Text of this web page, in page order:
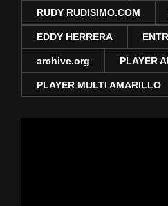
RUDY RUDISIMO.COM
EDDY HERRERA
archive.org PLAYER
PLAYER MULTI AMARILLO